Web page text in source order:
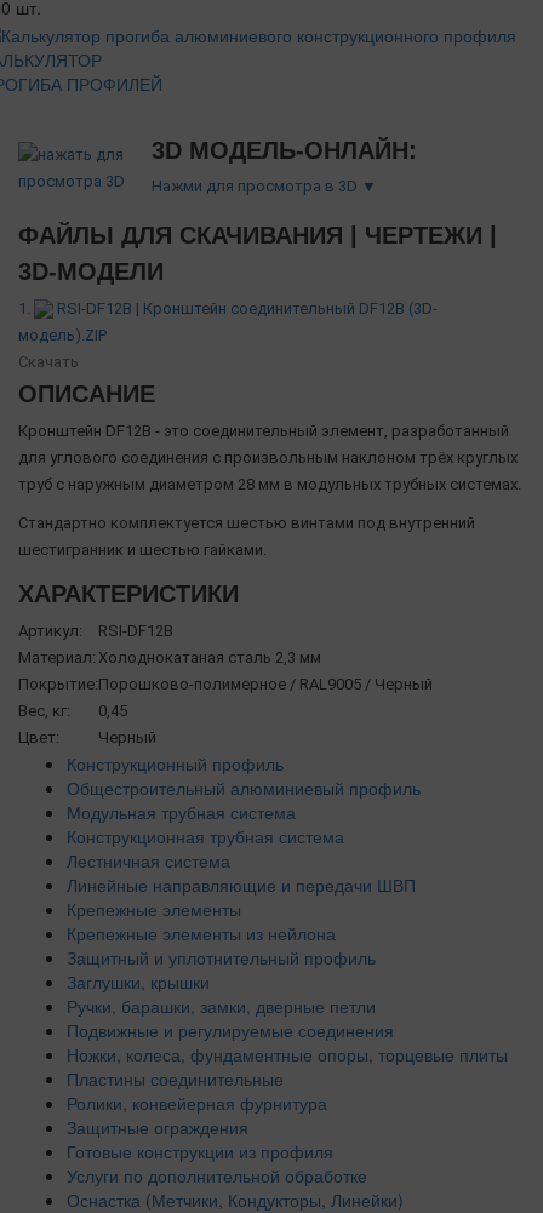
шт.
ПРОФИЛЕЙ
3D МОДЕЛЬ-ОНЛАЙН:
Нажми для просмотра в 3D ▼
ФАЙЛЫ ДЛЯ СКАЧИВАНИЯ | ЧЕРТЕЖИ |
3D-МОДЕЛИ
1.
RSI-DF12B | Кронштейн соединительный DF12B (3D-
модель).ZIP
Скачать
ОПИСАНИЕ
Кронштейн DF12B - это соединительный элемент, разработанный
для углового соединения с произвольным наклоном трёх круглых
труб с наружным диаметром 28 мм в модульных трубных системах.
Стандартно комплектуется шестью винтами под внутренний
шестигранник и шестью гайками.
ХАРАКТЕРИСТИКИ
Артикул:
RSI-DF12B
Материал: Холоднокатаная сталь 2,3 мм
Покрытие:Порошково-полимерное / RAL9005 / Черный
Вес, кг:
0,45
Цвет:
Черный
Конструкционный профиль
Общестроительный алюминиевый профиль
Модульная трубная система
Конструкционная трубная система
Лестничная система
Линейные направляющие и передачи ШВП
Крепежные элементы
Крепежные элементы из нейлона
Защитный и уплотнительный профиль
Заглушки, крышки
Ручки, барашки, замки, дверные петли
Подвижные и регулируемые соединения
Ножки, колеса, фундаментные опоры, торцевые плиты
Пластины соединительные
Ролики, конвейерная фурнитура
Защитные ограждения
Готовые конструкции из профиля
Услуги по дополнительной обработке
Оснастка (Метчики, Кондукторы, Линейки)